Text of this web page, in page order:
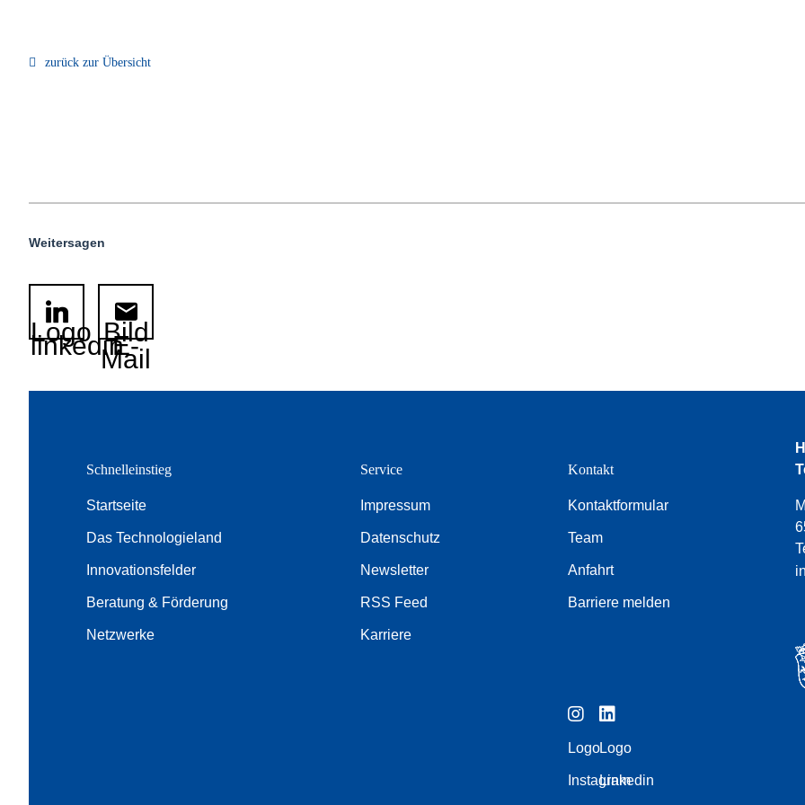
zurück zur Übersicht
Weitersagen
Logo
linkedinBild
E-
Mail
Schnelleinstieg
Startseite
Das Technologieland
Innovationsfelder
Beratung & Förderung
Netzwerke
Service
Impressum
Datenschutz
Newsletter
RSS Feed
Karriere
Kontakt
Kontaktformular
Team
Anfahrt
Barriere melden
Logo
Instagram
Logo
Linkedin